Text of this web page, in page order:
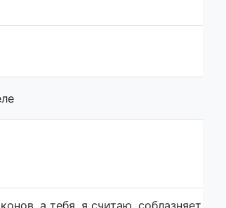
а тебя, я считаю, соблазняет бес’.